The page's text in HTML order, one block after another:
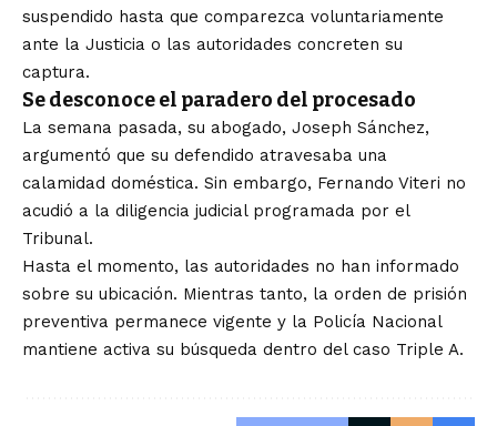
suspendido hasta que comparezca voluntariamente
ante la Justicia o las autoridades concreten su
captura.
Se desconoce el paradero del procesado
La semana pasada, su abogado, Joseph Sánchez,
argumentó que su defendido atravesaba una
calamidad doméstica. Sin embargo, Fernando Viteri no
acudió a la diligencia judicial programada por el
Tribunal.
Hasta el momento, las autoridades no han informado
sobre su ubicación. Mientras tanto, la orden de prisión
preventiva permanece vigente y la Policía Nacional
mantiene activa su búsqueda dentro del caso Triple A.